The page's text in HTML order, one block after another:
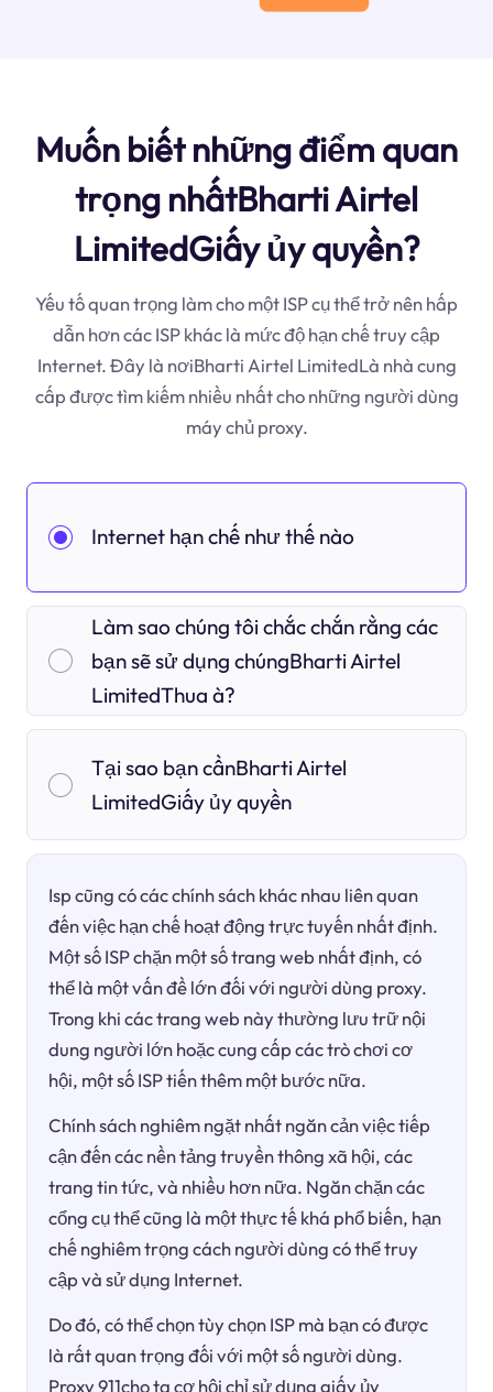
Muốn biết những điểm quan
trọng nhấtBharti Airtel
LimitedGiấy ủy quyền?
Yếu tố quan trọng làm cho một ISP cụ thể trở nên hấp
dẫn hơn các ISP khác là mức độ hạn chế truy cập
Internet. Đây là nơiBharti Airtel LimitedLà nhà cung
cấp được tìm kiếm nhiều nhất cho những người dùng
máy chủ proxy.
Internet hạn chế như thế nào
Làm sao chúng tôi chắc chắn rằng các
bạn sẽ sử dụng chúngBharti Airtel
LimitedThua à?
Tại sao bạn cầnBharti Airtel
LimitedGiấy ủy quyền
Isp cũng có các chính sách khác nhau liên quan
đến việc hạn chế hoạt động trực tuyến nhất định.
Một số ISP chặn một số trang web nhất định, có
thể là một vấn đề lớn đối với người dùng proxy.
Trong khi các trang web này thường lưu trữ nội
dung người lớn hoặc cung cấp các trò chơi cơ
hội, một số ISP tiến thêm một bước nữa.
Chính sách nghiêm ngặt nhất ngăn cản việc tiếp
cận đến các nền tảng truyền thông xã hội, các
trang tin tức, và nhiều hơn nữa. Ngăn chặn các
cổng cụ thể cũng là một thực tế khá phổ biến, hạn
chế nghiêm trọng cách người dùng có thể truy
cập và sử dụng Internet.
Do đó, có thể chọn tùy chọn ISP mà bạn có được
là rất quan trọng đối với một số người dùng.
Proxy 911cho ta cơ hội chỉ sử dụng giấy ủy